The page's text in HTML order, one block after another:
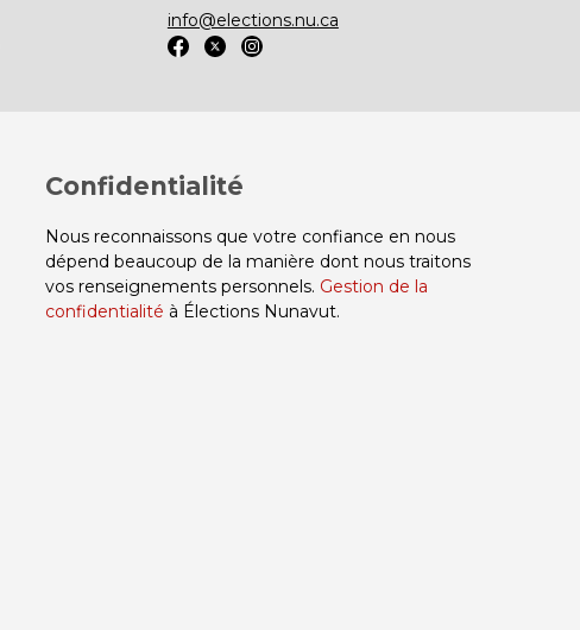
info@elections.nu.ca
Confidentialité
Nous reconnaissons que votre confiance en nous
dépend beaucoup de la manière dont nous traitons
vos renseignements personnels. Gestion de la
confidentialité à Élections Nunavut.